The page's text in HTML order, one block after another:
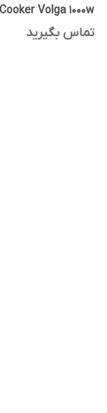
Cooker Volga 1000w
تماس بگیرید